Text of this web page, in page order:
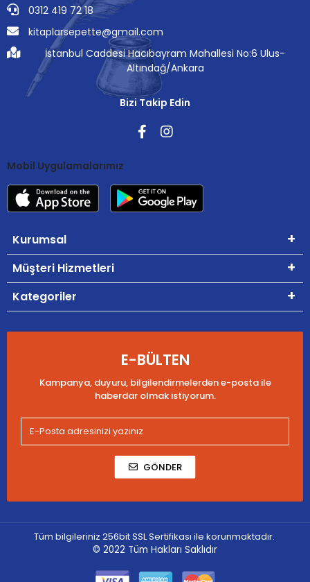
0312 419 72 18
kitaplarsepette@gmail.com
İstanbul Caddesi Hacıbayram Mahallesi No:6 Ulus-
Altındağ/Ankara
Bizi Takip Edin
Mobil Uygulamalarımız
Kurumsal
Müşteri Hizmetleri
Kategoriler
E-BÜLTEN
Kampanya, duyuru, bilgilendirmelerden e-posta ile
haberdar olmak istiyorum.
GÖNDER
Tüm bilgileriniz 256bit SSL Sertifikası ile korunmaktadır.
© 2022 Tüm Hakları Saklıdır